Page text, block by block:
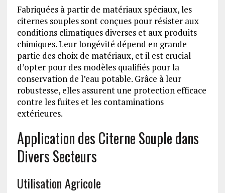
Fabriquées à partir de matériaux spéciaux, les
citernes souples sont conçues pour résister aux
conditions climatiques diverses et aux produits
chimiques. Leur longévité dépend en grande
partie des choix de matériaux, et il est crucial
d’opter pour des modèles qualifiés pour la
conservation de l’eau potable. Grâce à leur
robustesse, elles assurent une protection efficace
contre les fuites et les contaminations
extérieures.
Application des Citerne Souple dans
Divers Secteurs
Utilisation Agricole